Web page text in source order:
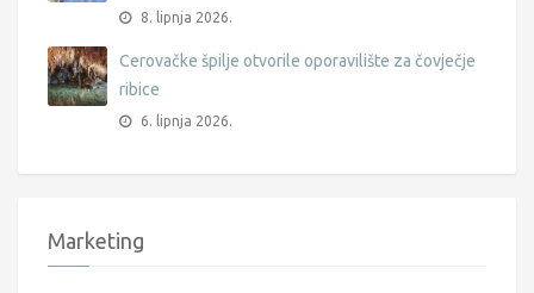
8. lipnja 2026.
Cerovačke špilje otvorile oporavilište za čovječje
ribice
6. lipnja 2026.
Marketing